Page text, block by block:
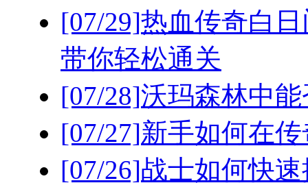
[07/29]热血传奇白
带你轻松通关
[07/28]沃玛森林中
[07/27]新手如何在
[07/26]战士如何快